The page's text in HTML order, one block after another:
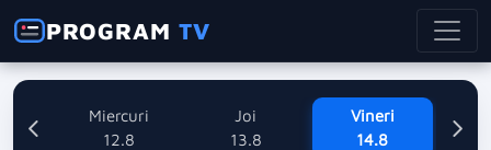
PROGRAMTV
Miercuri
12.8
Joi
13.8
Vineri
14.8